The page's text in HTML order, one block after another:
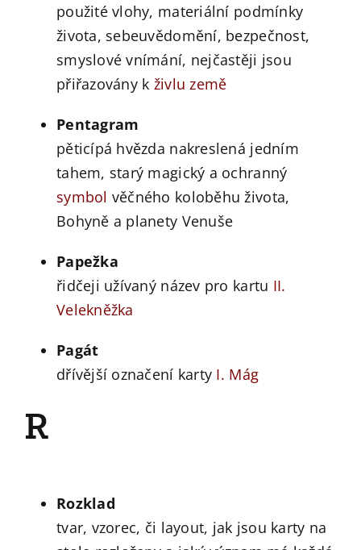
použité vlohy, materiální podmínky
života, sebeuvědomění, bezpečnost,
smyslové vnímání, nejčastěji jsou
přiřazovány k živlu země
Pentagram
pěticípá hvězda nakreslená jedním
tahem, starý magický a ochranný
symbol věčného koloběhu života,
Bohyně a planety Venuše
Papežka
řidčeji užívaný název pro kartu II.
Velekněžka
Pagát
dřívější označení karty I. Mág
R
Rozklad
tvar, vzorec, či layout, jak jsou karty na